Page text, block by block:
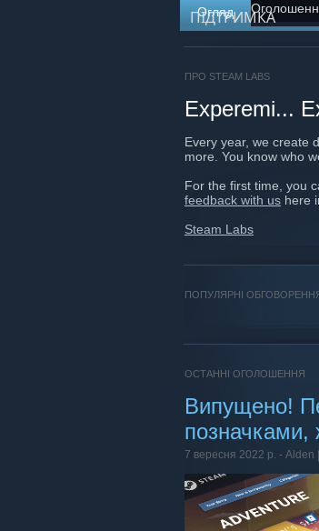
ПІДТРИМКА
Огляд
ПРО STEAM LABS
Experemi...
Every year, we create
more. You know who
For the first time, you
feedback with us here
Steam Labs
ПОПУЛЯРНІ
ОСТАННІ ОГОЛОШЕННЯ
Випущено!
позначками,
7 вересня 2022 р. - Alden